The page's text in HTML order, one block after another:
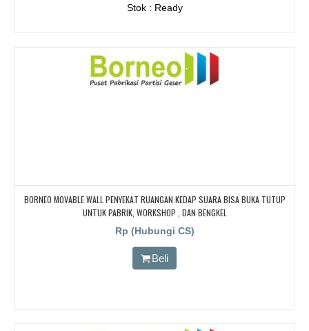
Stok : Ready
BORNEO MOVABLE WALL PENYEKAT RUANGAN KEDAP SUARA BISA BUKA TUTUP
UNTUK PABRIK, WORKSHOP , DAN BENGKEL
Rp (Hubungi CS)
Beli